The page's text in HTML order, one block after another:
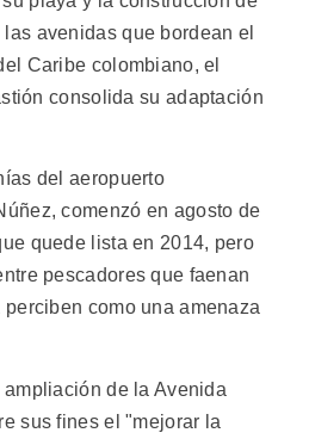
avenidas que bordean el
Caribe colombiano, el
consolida su adaptación
del aeropuerto
comenzó en agosto de
quede lista en 2014, pero
pescadores que faenan
como una amenaza
de la Avenida
sus fines el "mejorar la